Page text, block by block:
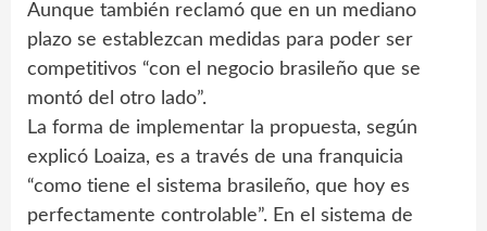
Aunque también reclamó que en un mediano
plazo se establezcan medidas para poder ser
competitivos “con el negocio brasileño que se
montó del otro lado”.
La forma de implementar la propuesta, según
explicó Loaiza, es a través de una franquicia
“como tiene el sistema brasileño, que hoy es
perfectamente controlable”. En el sistema de